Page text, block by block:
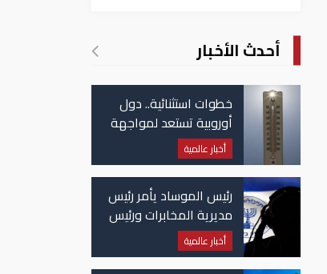
أحدث الأخبار
خطوات استثنائية.. دول
أوروبية تستعد لمواجهة
موجة حر غير مسبوقة
أخبار عالمية
رئيس الموساد يأمر رئيس
مديرية المخابرات ورئيس
قسم إيران بالاستقالة
أخبار عالمية